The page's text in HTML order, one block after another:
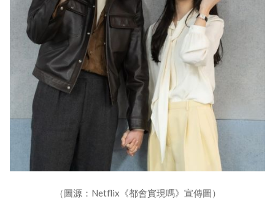
（圖源：Netflix《都會實現嗎》宣傳圖）